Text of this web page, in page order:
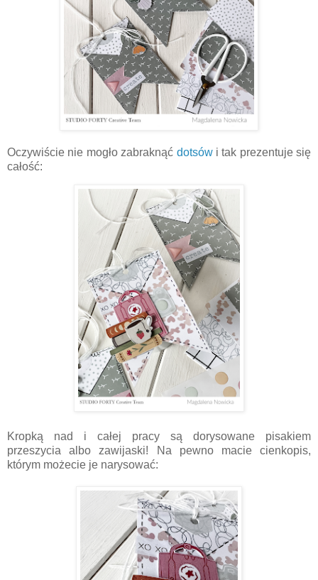
Oczywiście nie mogło zabraknąć dotsówi tak prezentuje się
całość:
Kropką nad i całej pracy są dorysowane pisakiem
przeszycia albo zawijaski! Na pewno macie cienkopis,
którym możecie je narysować: